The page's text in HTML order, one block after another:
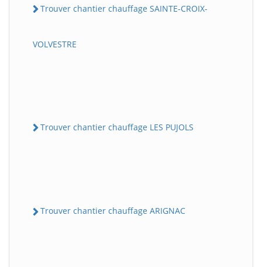
Trouver chantier chauffage SAINTE-CROIX-
VOLVESTRE
Trouver chantier chauffage LES PUJOLS
Trouver chantier chauffage ARIGNAC